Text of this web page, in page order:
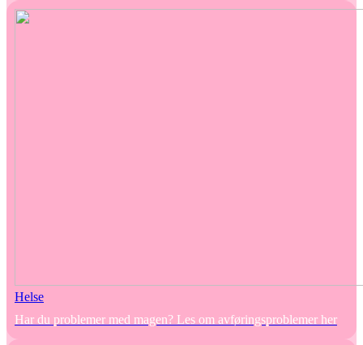
Helse
Har du problemer med magen? Les om avføringsproblemer her